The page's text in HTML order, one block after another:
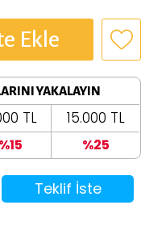
Ekle
YAKALAYIN
TL 15.000 TL
%15 %25
Teklif İste